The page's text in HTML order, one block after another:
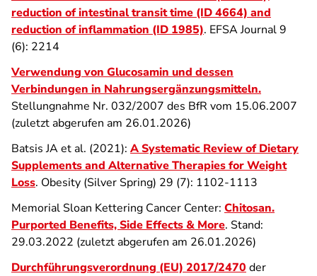
reduction of intestinal transit time (ID 4664) and
reduction of inflammation (ID 1985). EFSA Journal 9
(6): 2214
Verwendung von Glucosamin und dessen
Verbindungen in Nahrungsergänzungsmitteln.
Stellungnahme Nr. 032/2007 des BfR vom 15.06.2007
(zuletzt abgerufen am 26.01.2026)
Batsis JA et al. (2021): A Systematic Review of Dietary
Supplements and Alternative Therapies for Weight
Loss. Obesity (Silver Spring) 29 (7): 1102-1113
Memorial Sloan Kettering Cancer Center: Chitosan.
Purported Benefits, Side Effects & More. Stand:
29.03.2022 (zuletzt abgerufen am 26.01.2026)
Durchführungsverordnung (EU) 2017/2470 der